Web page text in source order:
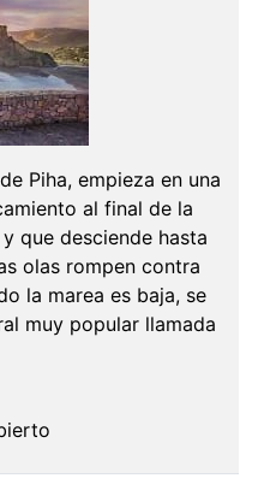
Piha, empieza en una
al final de la
que desciende hasta
olas rompen contra
la marea es baja, se
muy popular llamada